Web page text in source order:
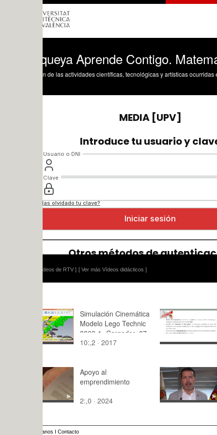
Aprende Contigo. Matemáticas.
de las actividades científicas, tecnológicas y artísticas ocurridas en los tres
[ Ver más Vídeos didácticos ]
Simulación Cinemática
Modelo Lego Technic
8862-1 -Cargador- 07
de 19
10:,2 · 2017
Heat
Unsteady
9:39 · 2020
Apoyo al
emprendimiento
2:,0 · 2024
Feliz
3:12 · 2022